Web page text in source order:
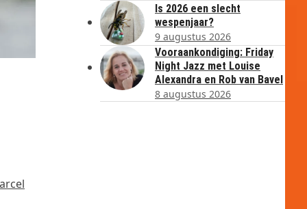
Is 2026 een slecht
wespenjaar?
9 augustus 2026
Vooraankondiging: Friday
Night Jazz met Louise
Alexandra en Rob van Bavel
8 augustus 2026